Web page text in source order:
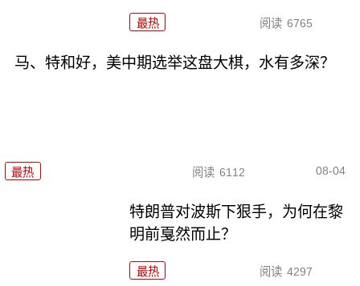
最热 阅读 6765
马、特和好，美中期选举这盘大棋，水有多深？
最热 阅读 6112 08-04
特朗普对波斯下狠手，为何在黎
明前戛然而止？
最热 阅读 4297